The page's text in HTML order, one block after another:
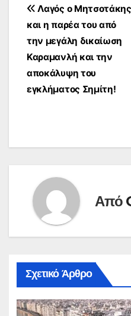
Πλοήγηση
άρθρων
Λαγός ο Μητσοτάκης
και η παρέα του από
την μεγάλη δικαίωση
Καραμανλή και την
αποκάλυψη του
εγκλήματος Σημίτη!
Από
Σχετικό Άρθρο